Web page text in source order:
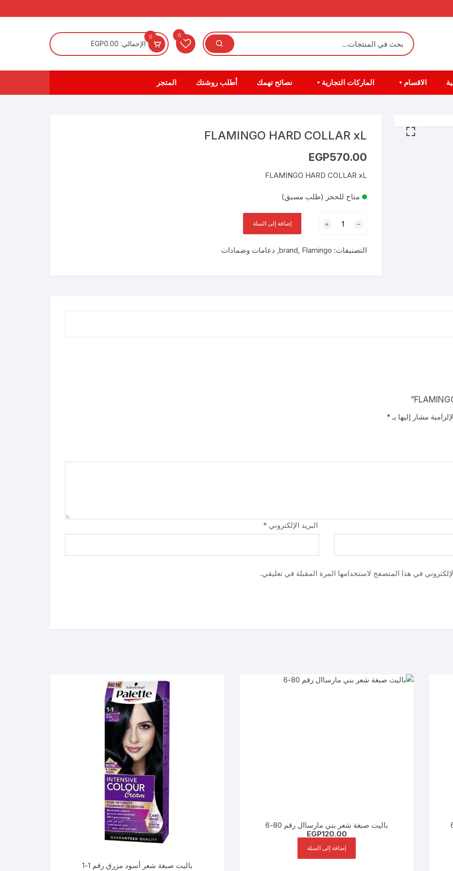
0
0
الإجمالي: EGP0.00
الاقسام الماركات التجارية نصائح تهمك أطلب روشتك المتجر
FLAMINGO HARD COLLAR xL
EGP570.00
FLAMINGO HARD COLLAR xL
متاح للحجز (طلب مسبق)
FLAMINGO
COLLAR
إضافة إلى السلة
التصنيفات: brand, Flamingo
, دعامات وضمادات
مشار إليها بـ*
البريد الإلكتروني *
في هذا المتصفح لاستخدامها المرة المقبلة في تعليقي.
باليت صبغة شعر بني مارساال رقم 80-6
EGP120.00
إضافة إلى السلة
باليت صبغة شعر أسود مزرق رقم 1-1